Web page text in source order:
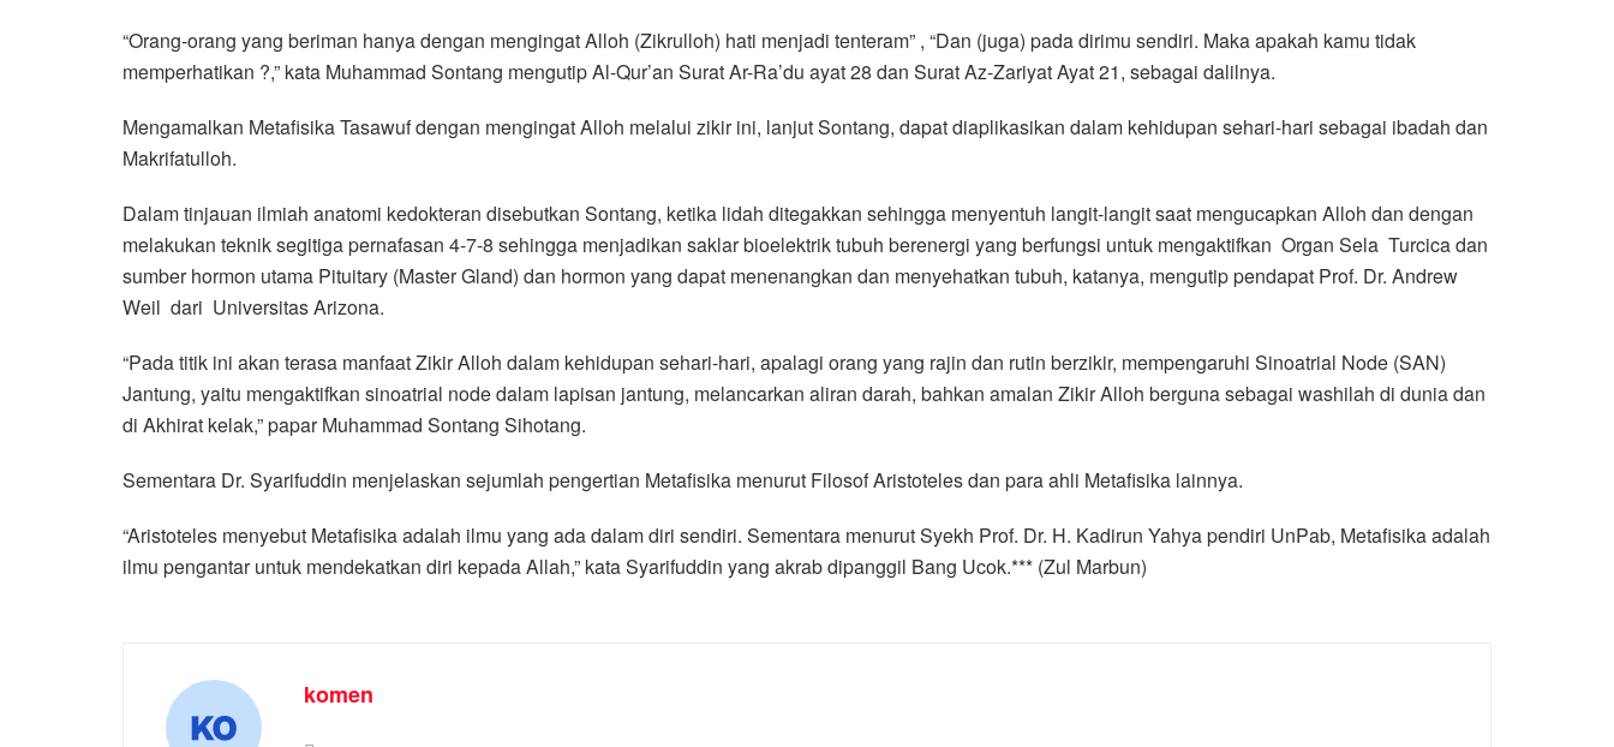
“Orang-orang yang beriman hanya dengan mengingat Alloh (Zikrulloh) hati menjadi tenteram” , “Dan (juga) pada dirimu sendiri. Maka apakah kamu tidak
memperhatikan ?,” kata Muhammad Sontang mengutip Al-Qur’an Surat Ar-Ra’du ayat 28 dan Surat Az-Zariyat Ayat 21, sebagai dalilnya.
Mengamalkan Metafisika Tasawuf dengan mengingat Alloh melalui zikir ini, lanjut Sontang, dapat diaplikasikan dalam kehidupan sehari-hari sebagai ibadah dan
Makrifatulloh.
Dalam tinjauan ilmiah anatomi kedokteran disebutkan Sontang, ketika lidah ditegakkan sehingga menyentuh langit-langit saat mengucapkan Alloh dan dengan
melakukan teknik segitiga pernafasan 4-7-8 sehingga menjadikan saklar bioelektrik tubuh berenergi yang berfungsi untuk mengaktifkan Organ Sela Turcica dan
sumber hormon utama Pituitary (Master Gland) dan hormon yang dapat menenangkan dan menyehatkan tubuh, katanya, mengutip pendapat Prof. Dr. Andrew
Weil dari Universitas Arizona.
“Pada titik ini akan terasa manfaat Zikir Alloh dalam kehidupan sehari-hari, apalagi orang yang rajin dan rutin berzikir, mempengaruhi Sinoatrial Node (SAN)
Jantung, yaitu mengaktifkan sinoatrial node dalam lapisan jantung, melancarkan aliran darah, bahkan amalan Zikir Alloh berguna sebagai washilah di dunia dan
di Akhirat kelak,” papar Muhammad Sontang Sihotang.
Sementara Dr. Syarifuddin menjelaskan sejumlah pengertian Metafisika menurut Filosof Aristoteles dan para ahli Metafisika lainnya.
“Aristoteles menyebut Metafisika adalah ilmu yang ada dalam diri sendiri. Sementara menurut Syekh Prof. Dr. H. Kadirun Yahya pendiri UnPab, Metafisika adalah
ilmu pengantar untuk mendekatkan diri kepada Allah,” kata Syarifuddin yang akrab dipanggil Bang Ucok.*** (Zul Marbun)
komen